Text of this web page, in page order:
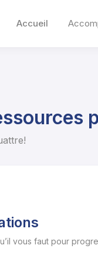
Accueil
vous faut pour